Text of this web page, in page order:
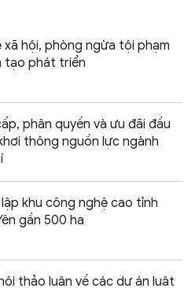
xã hội, phòng ngừa tội phạm
tạo phát triển
phân quyền và ưu đãi đầu
thông nguồn lực ngành
khu công nghệ cao tỉnh
gần 500 ha
thảo luận về các dự án luật